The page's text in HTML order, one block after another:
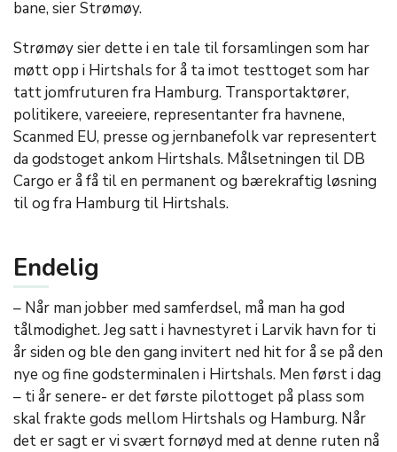
bane, sier Strømøy.
Strømøy sier dette i en tale til forsamlingen som har
møtt opp i Hirtshals for å ta imot testtoget som har
tatt jomfruturen fra Hamburg. Transportaktører,
politikere, vareeiere, representanter fra havnene,
Scanmed EU, presse og jernbanefolk var representert
da godstoget ankom Hirtshals. Målsetningen til DB
Cargo er å få til en permanent og bærekraftig løsning
til og fra Hamburg til Hirtshals.
Endelig
– Når man jobber med samferdsel, må man ha god
tålmodighet. Jeg satt i havnestyret i Larvik havn for ti
år siden og ble den gang invitert ned hit for å se på den
nye og fine godsterminalen i Hirtshals. Men først i dag
– ti år senere- er det første pilottoget på plass som
skal frakte gods mellom Hirtshals og Hamburg. Når
det er sagt er vi svært fornøyd med at denne ruten nå